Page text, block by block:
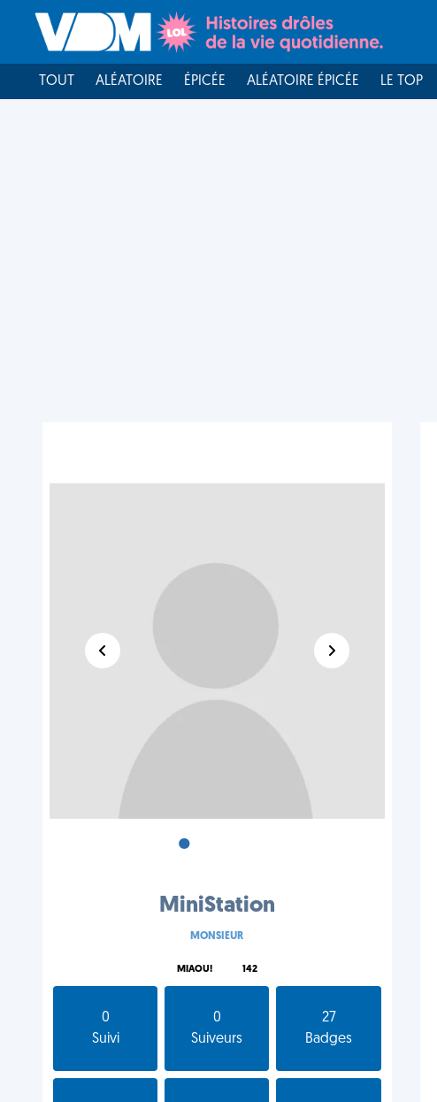
TOUT ALÉATOIRE ÉPICÉE ALÉATOIRE ÉPICÉE LE TOP
•
MiniStation
MONSIEUR
MIAOU! 142
0
Suivi
0
Suiveurs
27
Badges